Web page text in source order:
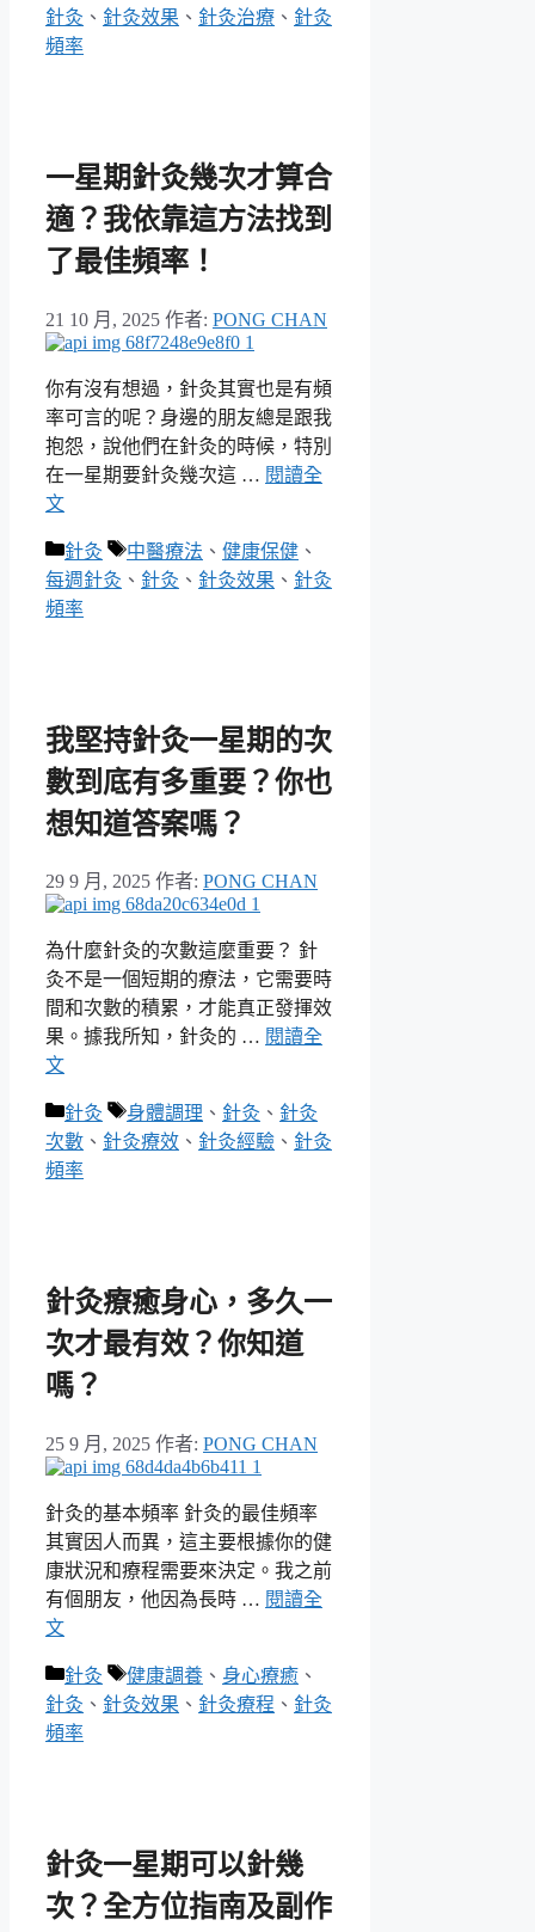
類
籤
針灸 、 針灸效果 、 針灸治療 、 針灸
頻率
一星期針灸幾次才算合
適？我依靠這方法找到
了最佳頻率！
21 10 月, 2025 作者: PONG CHAN
你有沒有想過，針灸其實也是有頻
率可言的呢？身邊的朋友總是跟我
抱怨，說他們在針灸的時候，特別
在一星期要針灸幾次這 … 閱讀全
文
分
類
針灸
標
籤
中醫療法 、 健康保健 、
每週針灸 、 針灸 、 針灸效果 、 針灸
頻率
我堅持針灸一星期的次
數到底有多重要？你也
想知道答案嗎？
29 9 月, 2025 作者: PONG CHAN
為什麼針灸的次數這麼重要？ 針
灸不是一個短期的療法，它需要時
間和次數的積累，才能真正發揮效
果。據我所知，針灸的 … 閱讀全
文
分
類
針灸
標
籤
身體調理 、 針灸 、 針灸
次數 、 針灸療效 、 針灸經驗 、 針灸
頻率
針灸療癒身心，多久一
次才最有效？你知道
嗎？
25 9 月, 2025 作者: PONG CHAN
針灸的基本頻率 針灸的最佳頻率
其實因人而異，這主要根據你的健
康狀況和療程需要來決定。我之前
有個朋友，他因為長時 … 閱讀全
文
分
類
針灸
標
籤
健康調養 、 身心療癒 、
針灸 、 針灸效果 、 針灸療程 、 針灸
頻率
針灸一星期可以針幾
次？全方位指南及副作